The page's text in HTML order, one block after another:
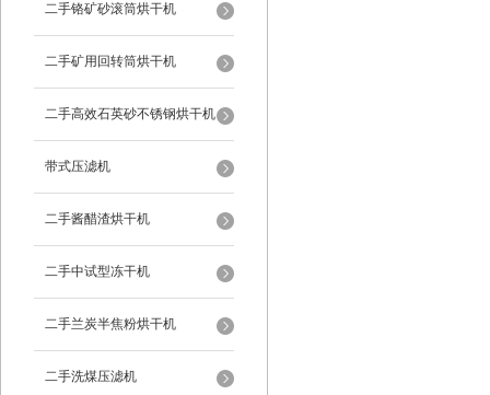
二手铬矿砂滚筒烘干机
二手矿用回转筒烘干机
二手高效石英砂不锈钢烘干机
带式压滤机
二手酱醋渣烘干机
二手中试型冻干机
二手兰炭半焦粉烘干机
二手洗煤压滤机